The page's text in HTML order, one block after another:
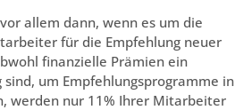
allem dann, wenn es um die
für die Empfehlung neuer
finanzielle Prämien ein
sind, um Empfehlungsprogramme in
werden nur 11% Ihrer Mitarbeiter